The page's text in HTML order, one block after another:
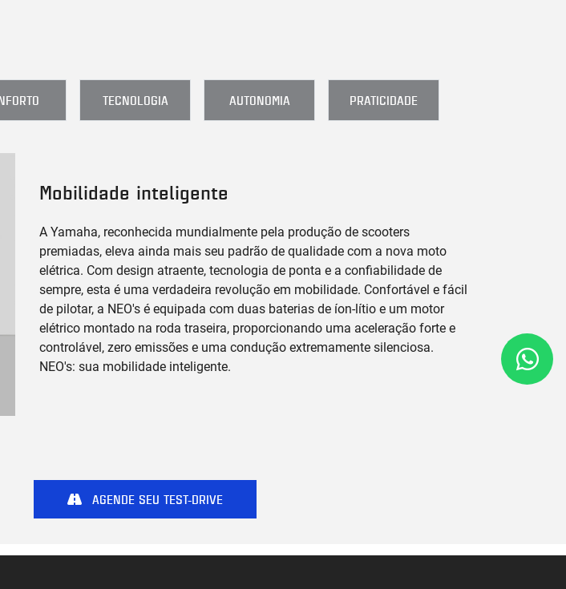
TECNOLOGIA AUTONOMIA PRATICIDADE
Mobilidade inteligente
A Yamaha, reconhecida mundialmente pela produção de scooters
premiadas, eleva ainda mais seu padrão de qualidade com a nova moto
elétrica. Com design atraente, tecnologia de ponta e a confiabilidade de
sempre, esta é uma verdadeira revolução em mobilidade. Confortável e fácil
de pilotar, a NEO's é equipada com duas baterias de íon-lítio e um motor
elétrico montado na roda traseira, proporcionando uma aceleração forte e
controlável, zero emissões e uma condução extremamente silenciosa.
NEO's: sua mobilidade inteligente.
AGENDE SEU TEST-DRIVE